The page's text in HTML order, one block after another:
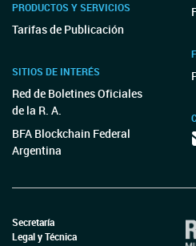
PRODUCTOS Y SERVICIOS
Tarifas de Publicación
SITIOS DE INTERÉS
Red de Boletines Oficiales
de la R. A.
BFA Blockchain Federal
Argentina
Secretaría
Legal y Técnica